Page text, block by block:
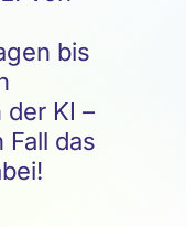
bis
KI –
das